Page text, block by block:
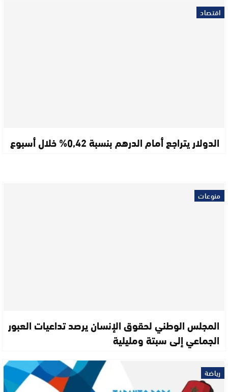
اقتصاد
الدولار يتراجع أمام الدرهم بنسبة 0,42% خلال أسبوع
منوعات
المجلس الوطني لحقوق الإنسان يرصد تداعيات العبور
الجماعي إلى سبتة ومليلية
رياضة